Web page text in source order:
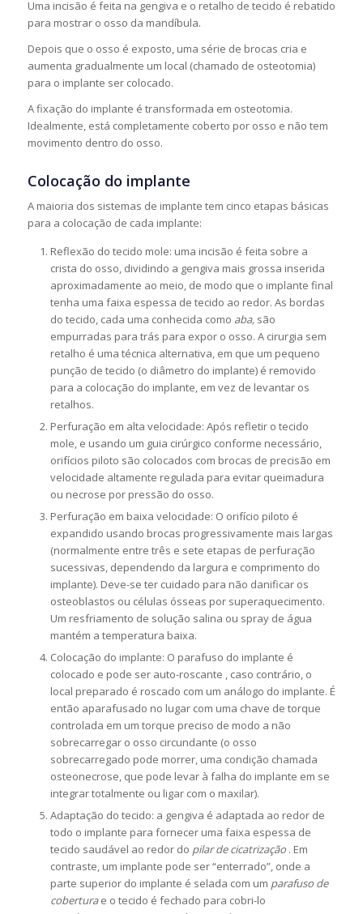
Uma incisão é feita na gengiva e o retalho de tecido é rebatido
para mostrar o osso da mandíbula.
Depois que o osso é exposto, uma série de brocas cria e
aumenta gradualmente um local (chamado de osteotomia)
para o implante ser colocado.
A fixação do implante é transformada em osteotomia.
Idealmente, está completamente coberto por osso e não tem
movimento dentro do osso.
Colocação do implante
A maioria dos sistemas de implante tem cinco etapas básicas
para a colocação de cada implante:
Reflexão do tecido mole: uma incisão é feita sobre a
crista do osso, dividindo a gengiva mais grossa inserida
aproximadamente ao meio, de modo que o implante final
tenha uma faixa espessa de tecido ao redor. As bordas
do tecido, cada uma conhecida como aba,são
empurradas para trás para expor o osso. A cirurgia sem
retalho é uma técnica alternativa, em que um pequeno
punção de tecido (o diâmetro do implante) é removido
para a colocação do implante, em vez de levantar os
retalhos.
Perfuração em alta velocidade: Após refletir o tecido
mole, e usando um guia cirúrgico conforme necessário,
orifícios piloto são colocados com brocas de precisão em
velocidade altamente regulada para evitar queimadura
ou necrose por pressão do osso.
Perfuração em baixa velocidade: O orifício piloto é
expandido usando brocas progressivamente mais largas
(normalmente entre três e sete etapas de perfuração
sucessivas, dependendo da largura e comprimento do
implante). Deve-se ter cuidado para não danificar os
osteoblastos ou células ósseas por superaquecimento.
Um resfriamento de solução salina ou spray de água
mantém a temperatura baixa.
Colocação do implante: O parafuso do implante é
colocado e pode ser auto-roscante , caso contrário, o
local preparado é roscado com um análogo do implante. É
então aparafusado no lugar com uma chave de torque
controlada em um torque preciso de modo a não
sobrecarregar o osso circundante (o osso
sobrecarregado pode morrer, uma condição chamada
osteonecrose, que pode levar à falha do implante em se
integrar totalmente ou ligar com o maxilar).
Adaptação do tecido: a gengiva é adaptada ao redor de
todo o implante para fornecer uma faixa espessa de
tecido saudável ao redor do pilar de cicatrização. Em
contraste, um implante pode ser “enterrado”, onde a
parte superior do implante é selada com um parafuso de
coberturae o tecido é fechado para cobri-lo